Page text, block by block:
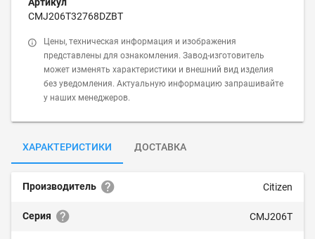
CMJ206T32768DZBT
Цены, техническая информация и изображения
представлены для ознакомления. Завод-изготовитель
может изменять характеристики и внешний вид изделия
без уведомления. Актуальную информацию запрашивайте
у наших менеджеров.
ХАРАКТЕРИСТИКИ ДОСТАВКА
Производитель Citizen
Серия CMJ206T